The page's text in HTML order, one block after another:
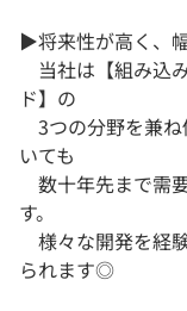
▶将来性が高く、
当社は【組み込
ド】の
3つの分野を兼ね
いても
数十年先まで需
す。
様々な開発を経
られます◎